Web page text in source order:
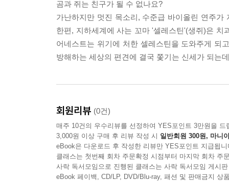
곰과 쥐는 친구가 될 수 없나요?
가난하지만 멋진 목소리, 수준급 바이올린 연주
한편, 지하세계에 사는 꼬마 '셀레스틴'(생쥐)은
어네스트는 위기에 처한 셀레스틴을 도와주게 되
방해하는 세상의 편견에 결국 쫓기는 신세가 되는
회원리뷰 (0건)
매주 10건의 우수리뷰를 선정하여 YES포인트 3만원을 드
3,000원 이상 구매 후 리뷰 작성 시 일반회원 300원, 마니
eBook은 다운로드 후 작성한 리뷰만 YES포인트 지급됩니
클래스는 첫번째 회차 주문확정 시점부터 마지막 회차 주
사락 독서모임으로 진행된 클래스는 사락 독서모임 게시
eBook 페이백, CD/LP, DVD/Blu-ray, 패션 및 판매금지 상